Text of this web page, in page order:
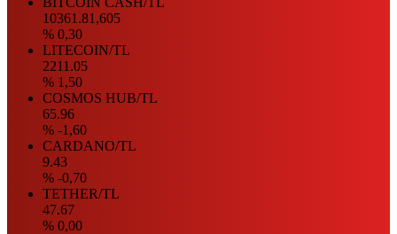
10361.81,605
% 0,30
LITECOIN/TL
2211.05
% 1,50
COSMOS HUB/TL
65.96
% -1,60
CARDANO/TL
9.43
% -0,70
TETHER/TL
47.67
% 0,00